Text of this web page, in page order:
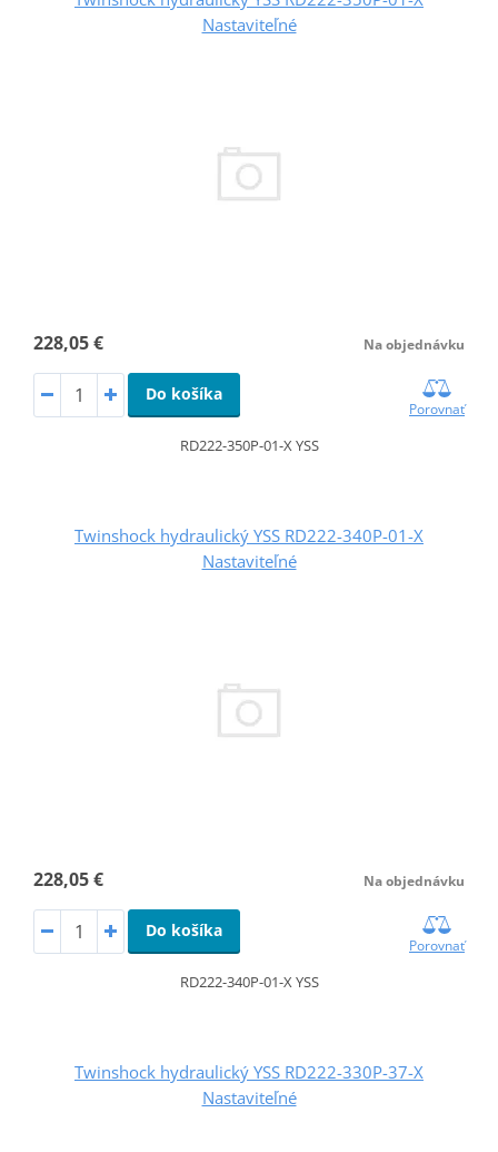
Nastaviteľné
228,05 € Na objednávku
Do košíka
Porovnať
RD222-350P-01-X YSS
Twinshock hydraulický YSS RD222-340P-01-X
Nastaviteľné
228,05 € Na objednávku
Do košíka
Porovnať
RD222-340P-01-X YSS
Twinshock hydraulický YSS RD222-330P-37-X
Nastaviteľné